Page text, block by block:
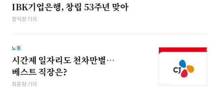
IBK기업은행, 창립 53주년 맞아
장익창 기자
노동
시간제 일자리도 천차만별…
베스트 직장은?
최윤정 기자